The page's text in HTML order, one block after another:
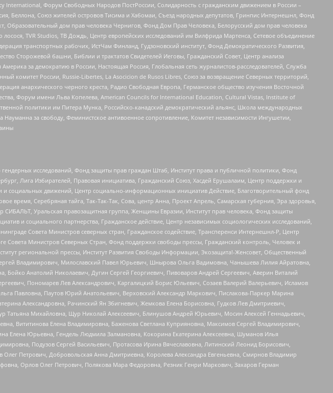
Форум Свободных Народов ПостРоссии, Солидарность с гражданским движением в России –
Беллона, Союз жителей островов Тисима и Хабомаи, Съезд народных депутатов, Гринпис Интернешнл, Фонд
Образовательный дом прав человека Чернигов, Фонд Дом Прав Человека, Белорусский дом прав человека
TVR Studios, ТВ Дождь, Центр европейских исследований им Вилфрида Мартенса, Сетевое объединение
транспортных рабочих, ИстЧам Финланд, Гудзоновский институт, Фонд Демократического Развития,
Сторожевой башни, Библии и трактатов Свидетелей Иеговы, Гражданский Совет, Центр анализа
за демократию в России, Настоящая Россия, Глобальная сеть журналистов-расследователей, Служба
комитет России, Russie-Libertes, La Asocicion de Rusos Libres, Союз за возвращение Северных территорий,
анархического черного креста, Радио Свободная Европа, Германское общество изучения Восточной
Форум имени Льва Копелева, American Councils for International Education, Cultural Vistas, Institute of
политики им Питера Мунка, Российско-канадский демократический альянс, Школа международных
за свободу, Феминистское антивоенное сопротивление, Комитет независимости Ингушетии,
исследований, Фонд защиты прав граждан Штаб, Институт права и публичной политики, Фонд
Лига Избирателей, Правовая инициатива, Гражданский Союз, Хасдей Ерушалаим, Центр поддержки и
и социальных движений, Центр социально-информационных инициатив Действие, Благотворительный фонд
Серебряная тайга, Так-Так-Так, Сова, центр Анна, Проект Апрель, Самарская губерния, Эра здоровья,
Уральская правозащитная группа, Женщины Евразии, Институт прав человека, Фонд защиты
и социального партнерства, Гражданское действие, Центр независимых социологических исследований,
Совета Министров северных стран, Гражданское содействие, Трансперенси Интернешнл-Р, Центр
Совета Министров Северных Стран, Фонд поддержки свободы прессы, Гражданский контроль, Человек и
региональной прессы, Институт Развития Свободы Информации, Экозащита!-Женсовет, Общественный
Владимирович, Милославский Павел Юрьевич, Шнырова Ольга Вадимовна, Чанышева Лилия Айратовна,
Бойко Анатолий Николаевич, Дугин Сергей Георгиевич, Пивоваров Андрей Сергеевич, Аверин Виталий
Пономарев Лев Александрович, Каргалицкий Борис Юльевич, Созаев Валерий Валерьевич, Исламов
Павловна, Паутов Юрий Анатольевич, Верховский Александр Маркович, Пислакова-Паркер Марина
Александровна, Рачинский Ян Збигневич, Жемкова Елена Борисовна, Гудков Лев Дмитриевич,
Татьяна Михайловна, Щур Николай Алексеевич, Блинушов Андрей Юрьевич, Мосин Алексей Геннадьевич,
Вититинова Елена Владимировна, Баженова Светлана Куприяновна, Максимов Сергей Владимирович,
Елена Юрьевна, Гендель Людмила Залмановна, Кокорина Екатерина Алексеевна, Шуманов Илья
Подузов Сергей Васильевич, Протасова Ирина Вячеславовна, Литинский Леонид Борисович,
Петрович, Добровольская Анна Дмитриевна, Королева Александра Евгеньевна, Смирнов Владимир
Орлов Олег Петрович, Полякова Мара Федоровна, Резник Генри Маркович, Захаров Герман